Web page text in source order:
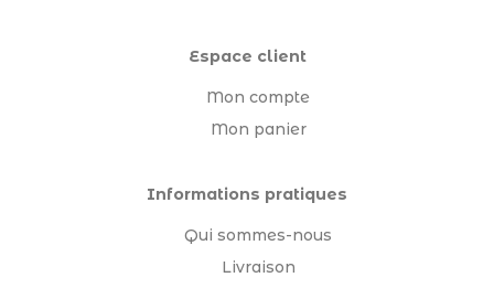
Espace client
Mon compte
Mon panier
Informations pratiques
Qui sommes-nous
Livraison